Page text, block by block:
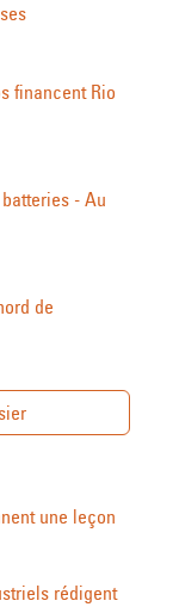
financent Rio
- Au
de
une leçon
rédigent